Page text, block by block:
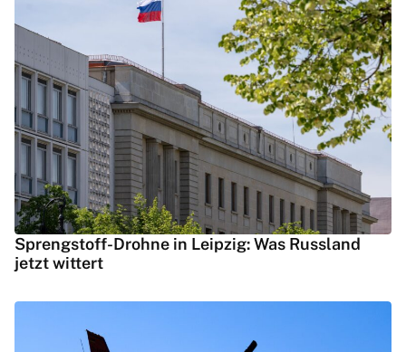
Sprengstoff-Drohne in Leipzig: Was Russland
jetzt wittert